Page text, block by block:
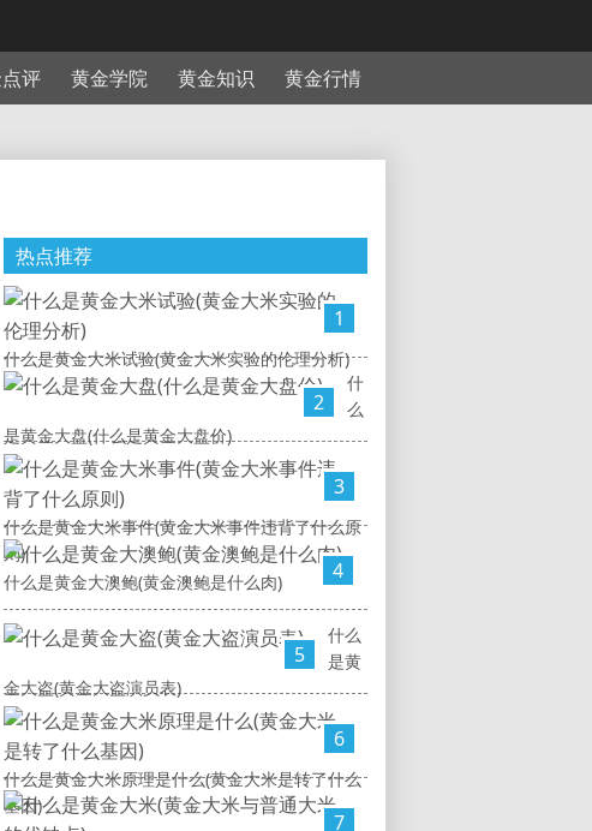
评 黄金学院 黄金知识 黄金行情
热点推荐
1
什么是黄金大米试验(黄金大米实验的伦理分析)
2
什
么
是黄金大盘(什么是黄金大盘价)
3
什么是黄金大米事件(黄金大米事件违背了什么原
则)
4
什么是黄金大澳鲍(黄金澳鲍是什么肉)
5
什么
是黄
金大盗(黄金大盗演员表)
6
什么是黄金大米原理是什么(黄金大米是转了什么
基因)
7